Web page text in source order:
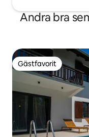
Andra bra
Gästfavorit
Gästfavorit